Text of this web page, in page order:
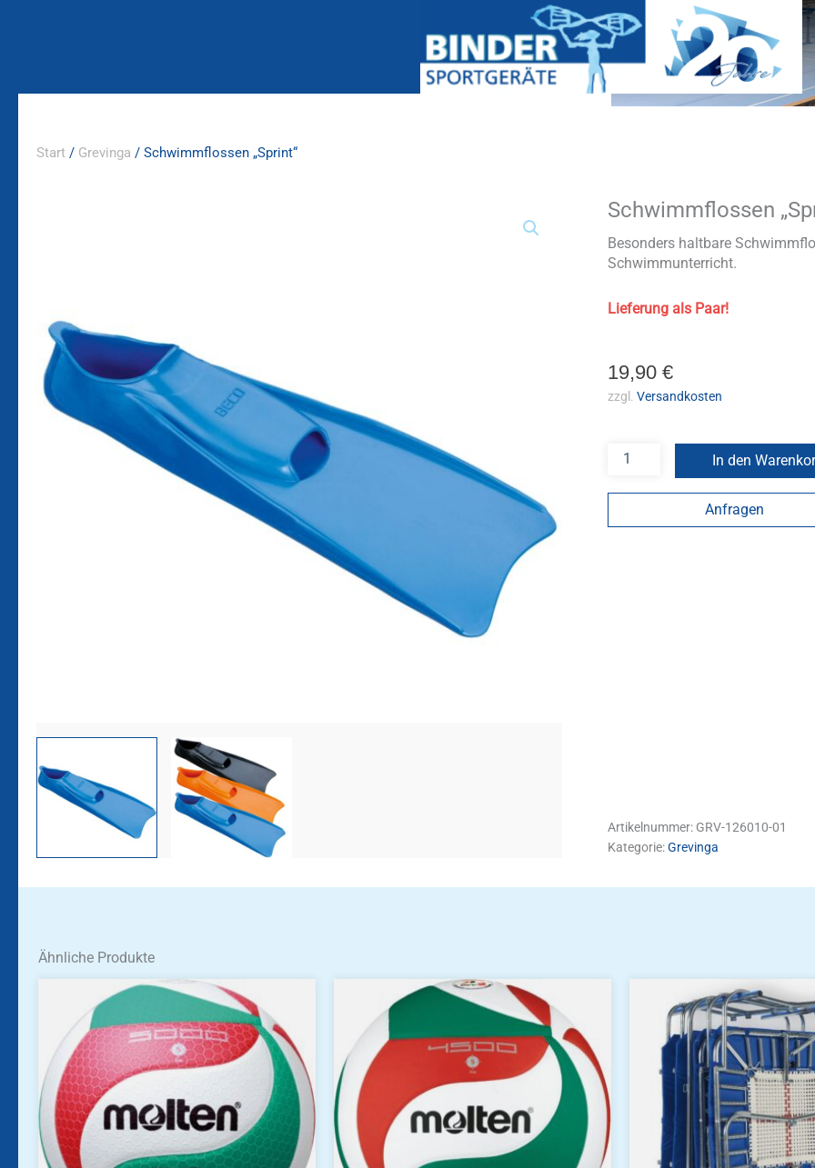
Start / Grevinga / Schwimmflossen „Sprint“
Schwimmflossen
Besonders haltbare
Schwimmunterricht.
Lieferung als Paar!
19,90 €
zzgl. Versandkosten
Schwimmflossen
Menge
In den
Anfragen
Artikelnummer: GRV-126010-01
Kategorie:Grevinga
Ähnliche Produkte